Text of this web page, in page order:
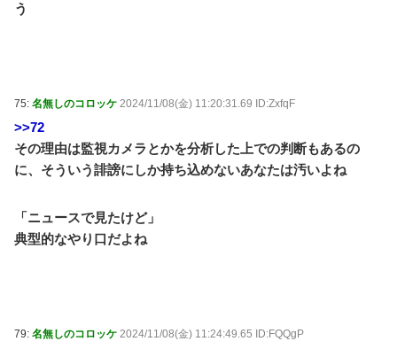
う
75: 名無しのコロッケ 2024/11/08(金) 11:20:31.69 ID:ZxfqF
>>72
その理由は監視カメラとかを分析した上での判断もあるの
に、そういう誹謗にしか持ち込めないあなたは汚いよね
「ニュースで見たけど」
典型的なやり口だよね
79: 名無しのコロッケ 2024/11/08(金) 11:24:49.65 ID:FQQgP